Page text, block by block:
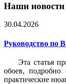
Наши новости
30.04.2026
Руководство по
Эта статья
обоев, подробно
практические